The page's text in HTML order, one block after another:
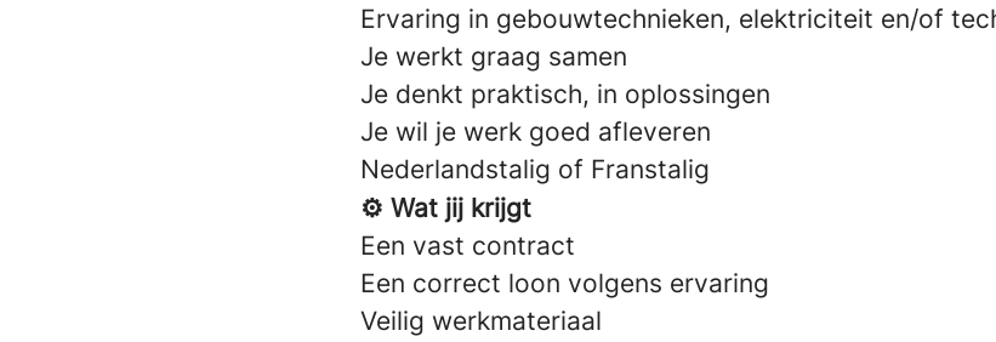
Ervaring in gebouwtechnieken, elektriciteit en/of
Je werkt graag samen
Je denkt praktisch, in oplossingen
Je wil je werk goed afleveren
Nederlandstalig of Franstalig
⚙️ Wat jij krijgt
Een vast contract
Een correct loon volgens ervaring
Veilig werkmateriaal